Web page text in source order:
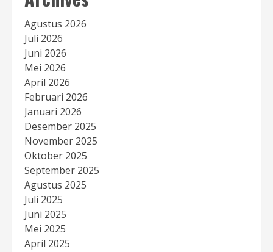
Agustus 2026
Juli 2026
Juni 2026
Mei 2026
April 2026
Februari 2026
Januari 2026
Desember 2025
November 2025
Oktober 2025
September 2025
Agustus 2025
Juli 2025
Juni 2025
Mei 2025
April 2025